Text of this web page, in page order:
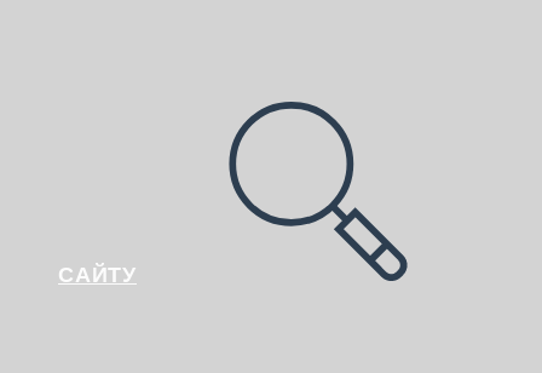
САЙТУ